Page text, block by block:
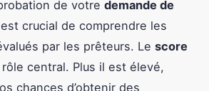
de votre demande de
crucial de comprendre les
par les prêteurs. Le score
rôle central. Plus il est élevé,
chances d’obtenir des